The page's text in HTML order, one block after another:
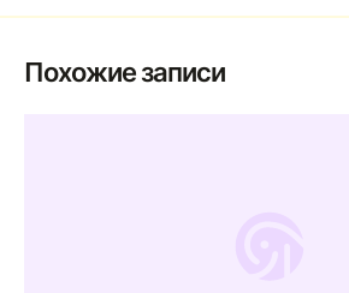
Похожие записи